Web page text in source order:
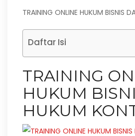
TRAINING ONLINE HUKUM BISNIS
Daftar Isi
TRAINING
HUKUM
HUKUM